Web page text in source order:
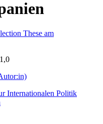
Internationalen Politik